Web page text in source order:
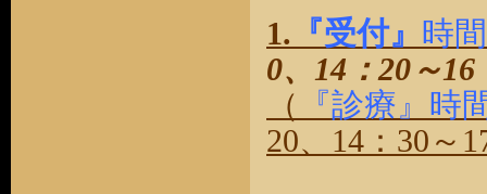
1. 『受付』
時
0、14：20～16
（
『診療』時
20、14：30～